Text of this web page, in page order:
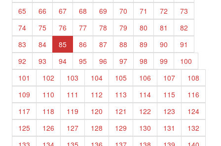
65
66 67 68 69 70 71 72
73
74
75 76 77 78 79 80 81
82
83
84 85 86 87 88 89 90
91
92
93 94 95 96 97 98 99
100
101
102 103 104 105 106 107
108
109
110 111 112 113 114 115
116
117
118 119 120 121 122 123
124
125
126 127 128 129 130 131
132